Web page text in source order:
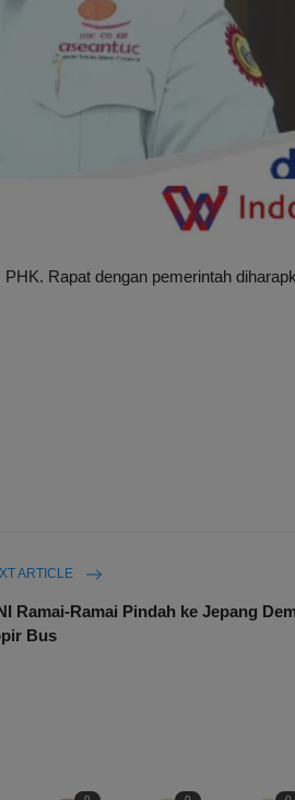
Rapat dengan pemerintah
ARTICLE
Ramai-Ramai Pindah ke Jepang
Bus